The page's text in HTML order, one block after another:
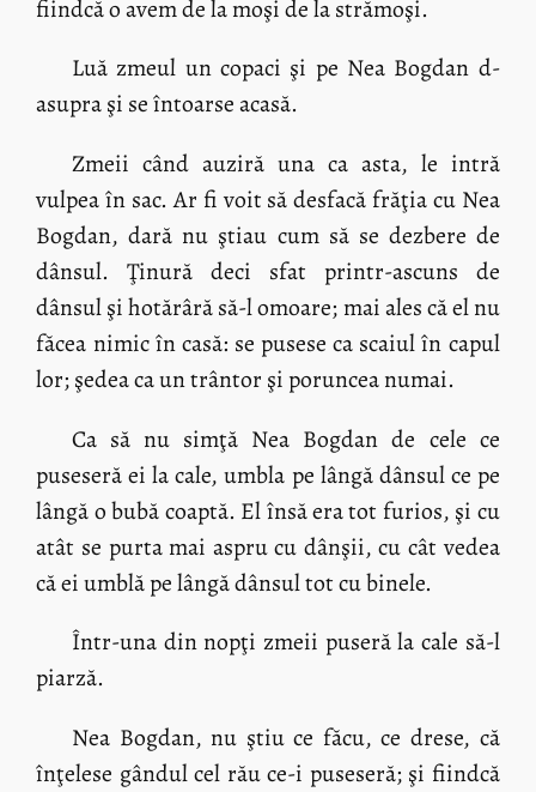
fiindcă o avem de la moşi de la strămoşi.
Luă zmeul un copaci şi pe Nea Bogdan d-
asupra şi se întoarse acasă.
Zmeii când auziră una ca asta, le intră
vulpea în sac. Ar fi voit să desfacă frăţia cu Nea
Bogdan, dară nu ştiau cum să se dezbere de
dânsul. Ţinură deci sfat printr-ascuns de
dânsul şi hotărâră să-l omoare; mai ales că el nu
făcea nimic în casă: se pusese ca scaiul în capul
lor; şedea ca un trântor şi poruncea numai.
Ca să nu simţă Nea Bogdan de cele ce
puseseră ei la cale, umbla pe lângă dânsul ce pe
lângă o bubă coaptă. El însă era tot furios, şi cu
atât se purta mai aspru cu dânşii, cu cât vedea
că ei umblă pe lângă dânsul tot cu binele.
Într-una din nopţi zmeii puseră la cale să-l
piarză.
Nea Bogdan, nu ştiu ce făcu, ce drese, că
înţelese gândul cel rău ce-i puseseră; şi fiindcă